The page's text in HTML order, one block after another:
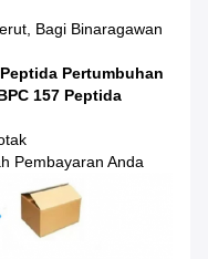
Bagi Binaragawan
Pertumbuhan
157 Peptida
Pembayaran Anda